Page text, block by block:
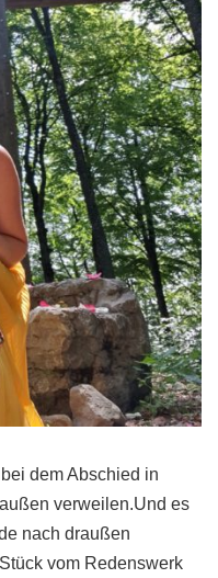
dem Abschied in
verweilen.Und es
nach draußen
vom Redenswerk